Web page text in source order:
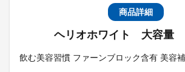
商品詳細
ヘリオホワイト 大容量
飲む美容習慣 ファーンブロック含有 美容